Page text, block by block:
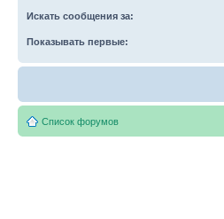
Искать сообщения за:
Показывать первые:
Список форумов